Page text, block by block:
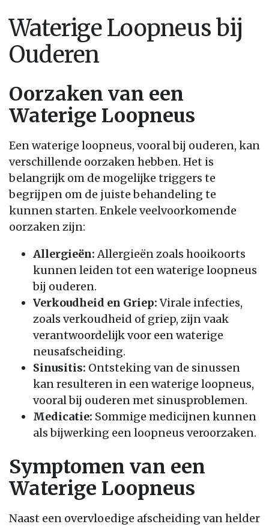
Waterige Loopneus bij
Ouderen
Oorzaken van een
Waterige Loopneus
Een waterige loopneus, vooral bij ouderen, kan
verschillende oorzaken hebben. Het is
belangrijk om de mogelijke triggers te
begrijpen om de juiste behandeling te
kunnen starten. Enkele veelvoorkomende
oorzaken zijn:
Allergieën:Allergieën zoals hooikoorts
kunnen leiden tot een waterige loopneus
bij ouderen.
Verkoudheid en Griep:Virale infecties,
zoals verkoudheid of griep, zijn vaak
verantwoordelijk voor een waterige
neusafscheiding.
Sinusitis: Ontsteking van de sinussen
kan resulteren in een waterige loopneus,
vooral bij ouderen met sinusproblemen.
Medicatie: Sommige medicijnen kunnen
als bijwerking een loopneus veroorzaken.
Symptomen van een
Waterige Loopneus
Naast een overvloedige afscheiding van helder